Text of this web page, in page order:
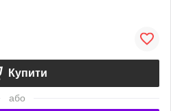
Купити
або